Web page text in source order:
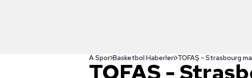
A Spor Basketbol Haberleri
TOFAŞ -